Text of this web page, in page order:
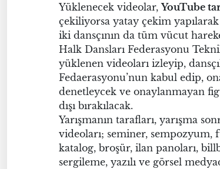
Yüklenecek videolar,YouTube
çekiliyorsa yatay çekim
iki dansçının da tüm vücut
Halk Dansları Federasyonu
yüklenen videoları izleyip,
Fedaerasyonu’nun kabul edip,
denetleycek ve onaylanmayan
dışı bırakılacak.
Yarışmanın tarafları, yarışma
videoları; seminer, sempozyum,
katalog, broşür, ilan panoları,
sergileme, yazılı ve görsel